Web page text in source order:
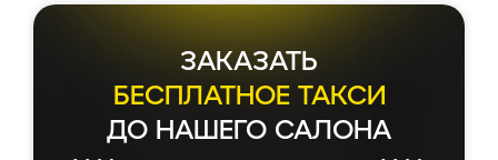
ЗАКАЗАТЬ
БЕСПЛАТНОЕ ТАКСИ
ДО НАШЕГО САЛОНА